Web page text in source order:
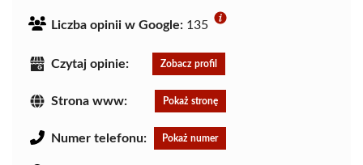
Liczba opinii w Google: 135
Czytaj opinie: Zobacz profil
Strona www: Pokaż stronę
Numer telefonu: Pokaż numer